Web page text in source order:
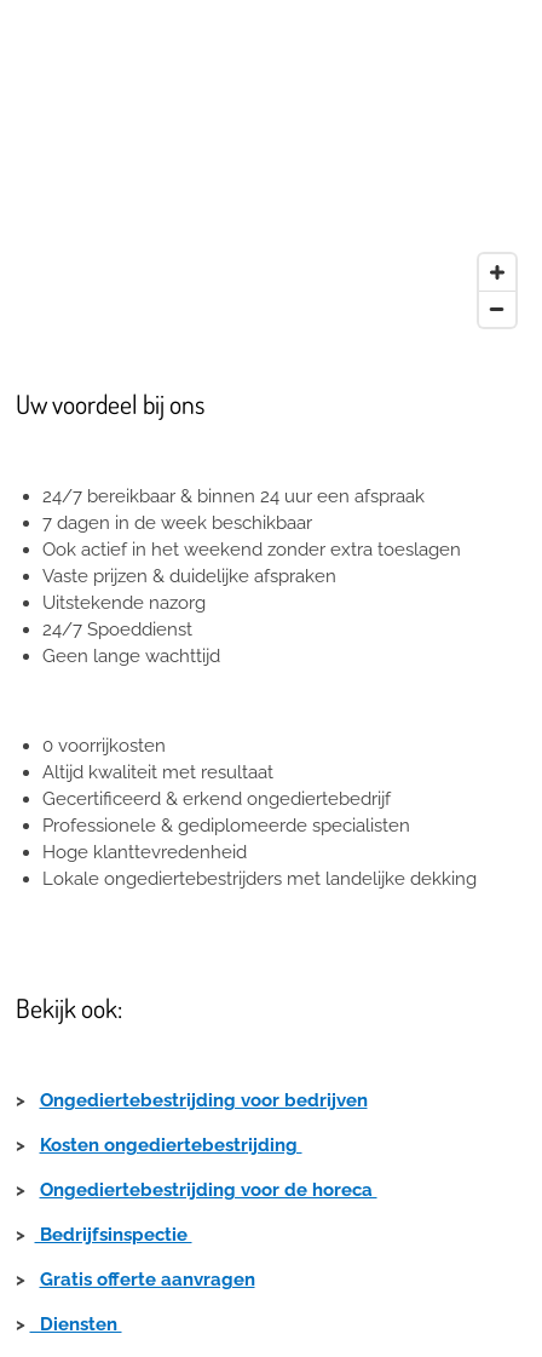
Uw voordeel bij ons
24/7 bereikbaar & binnen 24 uur een afspraak
7 dagen in de week beschikbaar
Ook actief in het weekend zonder extra toeslagen
Vaste prijzen & duidelijke afspraken
Uitstekende nazorg
24/7 Spoeddienst
Geen lange wachttijd
0 voorrijkosten
Altijd kwaliteit met resultaat
Gecertificeerd & erkend ongediertebedrijf
Professionele & gediplomeerde specialisten
Hoge klanttevredenheid
Lokale ongediertebestrijders met landelijke dekking
Bekijk ook:
> Ongediertebestrijding voor bedrijven
> Kosten ongediertebestrijding
> Ongediertebestrijding voor de horeca
> Bedrijfsinspectie
> Gratis offerte aanvragen
> Diensten